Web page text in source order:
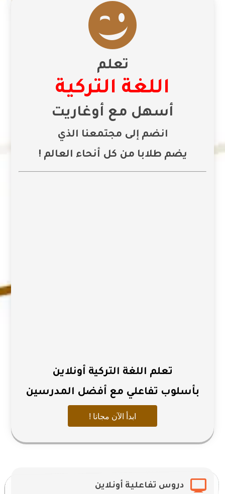

تعلم
اللغة التركية
أسهل مع أوغاريت
انضم إلى مجتمعنا الذي
يضم طلابا من كل أنحاء العالم !
تعلم اللغة التركية أونلاين
بأسلوب تفاعلي مع أفضل المدرسين
ابدأ الآن مجانا !
 دروس تفاعلية أونلاين